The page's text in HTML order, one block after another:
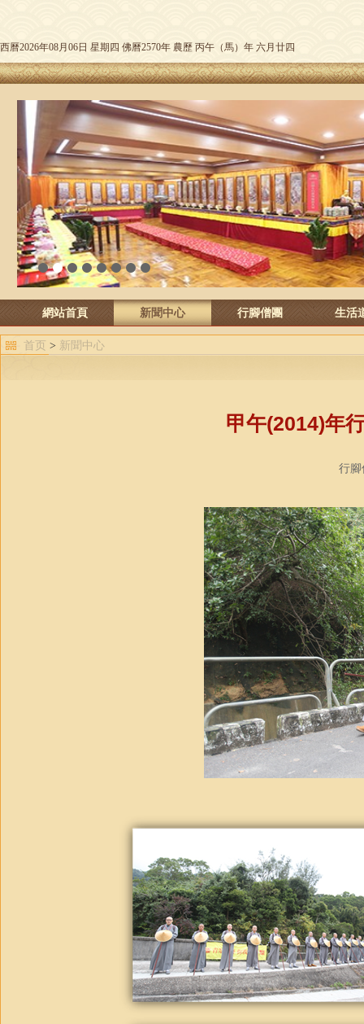
西曆2026年08月06日 星期四 佛曆2570年 農歷 丙午（馬）年 六月廿四
1 2 3 4 5 6 7 8
網站首頁 新聞中心 行腳僧團 生活
首页 > 新聞中心
甲午(2014)年
行腳